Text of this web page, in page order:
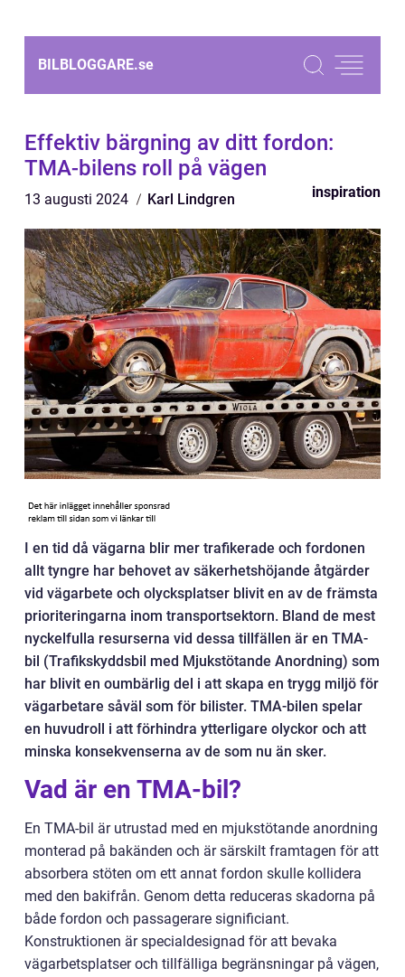
BILBLOGGARE.se
Effektiv bärgning av ditt fordon:
TMA-bilens roll på vägen
13 augusti 2024 Karl Lindgren inspiration
I en tid då vägarna blir mer trafikerade och fordonen
allt tyngre har behovet av säkerhetshöjande åtgärder
vid vägarbete och olycksplatser blivit en av de främsta
prioriteringarna inom transportsektorn. Bland de mest
nyckelfulla resurserna vid dessa tillfällen är en TMA-
bil (Trafikskyddsbil med Mjukstötande Anordning) som
har blivit en oumbärlig del i att skapa en trygg miljö för
vägarbetare såväl som för bilister. TMA-bilen spelar
en huvudroll i att förhindra ytterligare olyckor och att
minska konsekvenserna av de som nu än sker.
Vad är en TMA-bil?
En TMA-bil är utrustad med en mjukstötande anordning
monterad på bakänden och är särskilt framtagen för att
absorbera stöten om ett annat fordon skulle kollidera
med den bakifrån. Genom detta reduceras skadorna på
både fordon och passagerare significiant.
Konstruktionen är specialdesignad för att bevaka
vägarbetsplatser och tillfälliga begränsningar på vägen,